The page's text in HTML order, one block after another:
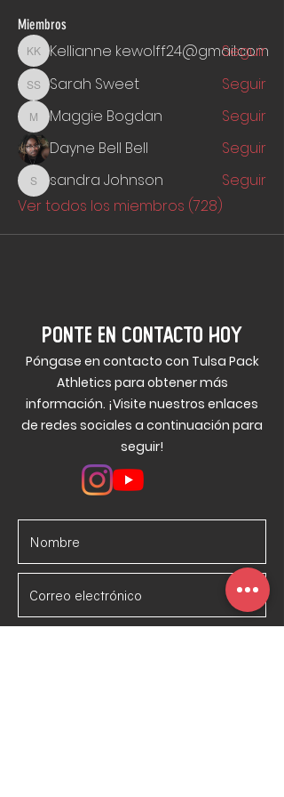
Miembros
Kellianne kewolff24@gmail.com
Kellianne kewolff24@gmail.com
Seguir
Sarah Sweet
Sarah Sweet Seguir
Maggie Bogdan
Maggie Bogdan
Seguir
Dayne Bell Bell
Seguir
sandra Johnson
sandra Johnson
Seguir
Ver todos los miembros (728)
PONTE EN CONTACTO HOY
Póngase en contacto con Tulsa Pack
Athletics para obtener más
información. ¡Visite nuestros enlaces
de redes sociales a continuación para
seguir!